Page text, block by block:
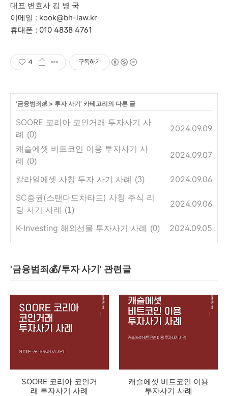
대표 변호사 김 병 국
이메일 : kook@bh-law.kr
휴대폰 : 010 4838 4761
4 구독하기
'금융범죄💰> 투자 사기' 카테고리의 다른 글
SOORE 코리아 코인거래 투자사기 사
례 (0)
2024.09.09
캐슬에셋 비트코인 이용 투자사기 사
례 (0)
2024.09.07
칼라일에셋 사칭 투자 사기 사례 (3)
2024.09.06
SC증권(스탠다드차타드) 사칭 주식 리
딩 사기 사례 (1)
2024.09.06
K-Investing 해외선물 투자사기 사례 (0) 2024.09.05
'금융범죄💰/투자 사기' 관련글
SOORE 코리아 코인거
래 투자사기 사례
캐슬에셋 비트코인 이용
투자사기 사례